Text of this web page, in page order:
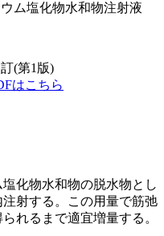
ム塩化物水和物注射液
(第1版)
はこちら
化物水和物の脱水物とし
射する。この用量で筋弛
れるまで適宜増量する。